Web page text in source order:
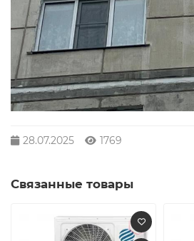
28.07.2025 1769
Связанные товары